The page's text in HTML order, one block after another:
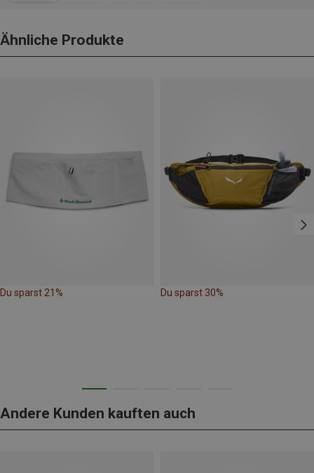
Ähnliche Produkte
Du sparst 21% Du sparst 30%
Andere Kunden kauften auch